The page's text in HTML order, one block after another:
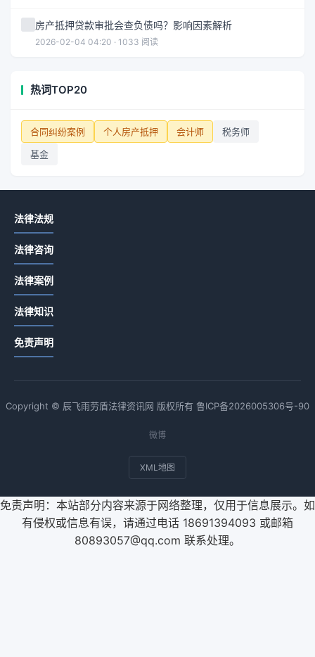
房产抵押贷款审批会查负债吗？影响因素解析
2026-02-04 04:20 · 1033 阅读
热词TOP20
合同纠纷案例 个人房产抵押 会计师
税务师
基金
法律法规
法律咨询
法律案例
法律知识
免责声明
Copyright © 辰飞雨劳盾法律资讯网 版权所有 鲁ICP备2026005306号-90
微博
XML地图
免责声明：本站部分内容来源于网络整理，仅用于信息展示。如
有侵权或信息有误，请通过电话 18691394093 或邮箱
80893057@qq.com 联系处理。